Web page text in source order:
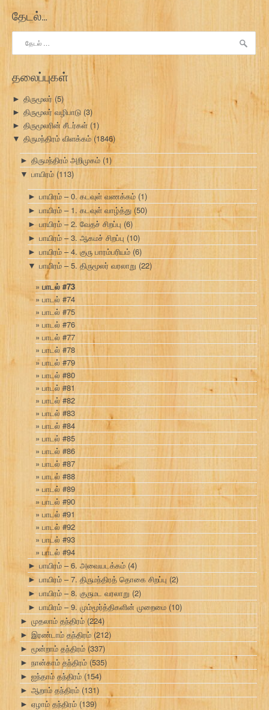
தேடல்…
தேடு:
தலைப்புகள்
► திருமூலர்(5)
► திருமூலர் வழிபாடு (3)
► திருமூலரின் சீடர்கள் (1)
▼ திருமந்திரம் விளக்கம் (1846)
► திருமந்திரம் அறிமுகம் (1)
▼ பாயிரம் (113)
► பாயிரம் – 0. கடவுள் வணக்கம் (1)
► பாயிரம் – 1. கடவுள் வாழ்த்து (50)
► பாயிரம் – 2. வேதச் சிறப்பு (6)
► பாயிரம் – 3. ஆகமச் சிறப்பு (10)
► பாயிரம் – 4. குரு பாரம்பரியம் (6)
▼ பாயிரம் – 5. திருமூலர் வரலாறு (22)
பாடல் #73
பாடல் #74
பாடல் #75
பாடல் #76
பாடல் #77
பாடல் #78
பாடல் #79
பாடல் #80
பாடல் #81
பாடல் #82
பாடல் #83
பாடல் #84
பாடல் #85
பாடல் #86
பாடல் #87
பாடல் #88
பாடல் #89
பாடல் #90
பாடல் #91
பாடல் #92
பாடல் #93
பாடல் #94
► பாயிரம் – 6. அவையடக்கம் (4)
► பாயிரம் – 7. திருமந்திரத் தொகை சிறப்பு (2)
► பாயிரம் – 8. குருமட வரலாறு (2)
► பாயிரம் – 9. மும்மூர்த்திகளின் முறைமை (10)
► முதலாம் தந்திரம் (224)
► இரண்டாம் தந்திரம் (212)
► மூன்றாம் தந்திரம் (337)
► நான்காம் தந்திரம் (535)
► ஐந்தாம் தந்திரம் (154)
► ஆறாம் தந்திரம் (131)
► ஏழாம் தந்திரம் (139)